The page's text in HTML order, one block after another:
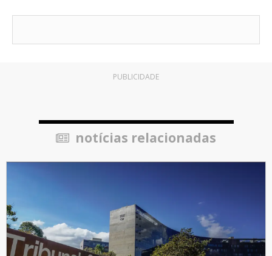
PUBLICIDADE
notícias relacionadas